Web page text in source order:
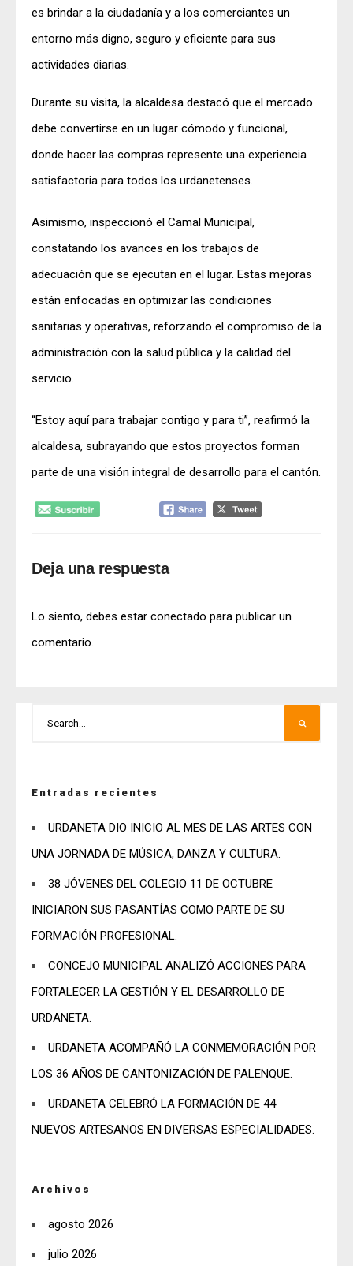
es brindar a la ciudadanía y a los comerciantes un
entorno más digno, seguro y eficiente para sus
actividades diarias.
Durante su visita, la alcaldesa destacó que el mercado
debe convertirse en un lugar cómodo y funcional,
donde hacer las compras represente una experiencia
satisfactoria para todos los urdanetenses.
Asimismo, inspeccionó el Camal Municipal,
constatando los avances en los trabajos de
adecuación que se ejecutan en el lugar. Estas mejoras
están enfocadas en optimizar las condiciones
sanitarias y operativas, reforzando el compromiso de la
administración con la salud pública y la calidad del
servicio.
“Estoy aquí para trabajar contigo y para ti”, reafirmó la
alcaldesa, subrayando que estos proyectos forman
parte de una visión integral de desarrollo para el cantón.
Deja una respuesta
Lo siento, debes estar conectado para publicar un
comentario.
Entradas recientes
URDANETA DIO INICIO AL MES DE LAS ARTES CON
UNA JORNADA DE MÚSICA, DANZA Y CULTURA.
38 JÓVENES DEL COLEGIO 11 DE OCTUBRE
INICIARON SUS PASANTÍAS COMO PARTE DE SU
FORMACIÓN PROFESIONAL.
CONCEJO MUNICIPAL ANALIZÓ ACCIONES PARA
FORTALECER LA GESTIÓN Y EL DESARROLLO DE
URDANETA.
URDANETA ACOMPAÑÓ LA CONMEMORACIÓN POR
LOS 36 AÑOS DE CANTONIZACIÓN DE PALENQUE.
URDANETA CELEBRÓ LA FORMACIÓN DE 44
NUEVOS ARTESANOS EN DIVERSAS ESPECIALIDADES.
Archivos
agosto 2026
julio 2026